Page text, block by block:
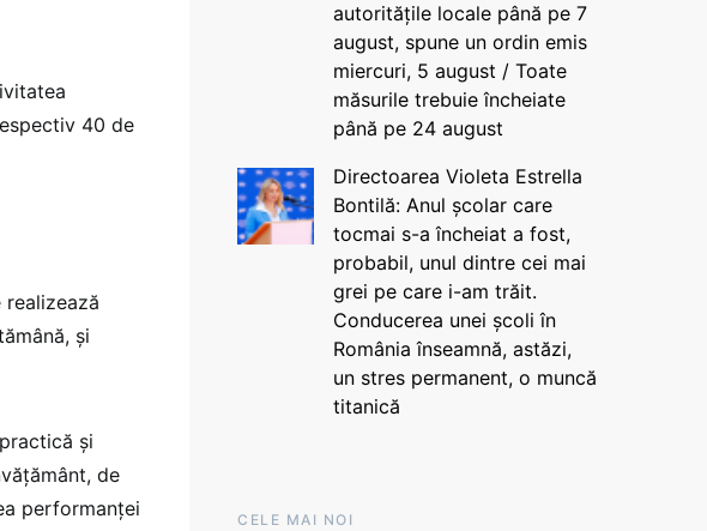
40 de
și
și
de
performanței
autoritățile locale până pe 7
august, spune un ordin emis
miercuri, 5 august / Toate
măsurile trebuie încheiate
până pe 24 august
Directoarea Violeta Estrella
Bontilă: Anul școlar care
tocmai s-a încheiat a fost,
probabil, unul dintre cei mai
grei pe care i-am trăit.
Conducerea unei școli în
România înseamnă, astăzi,
un stres permanent, o muncă
titanică
CELE MAI NOI